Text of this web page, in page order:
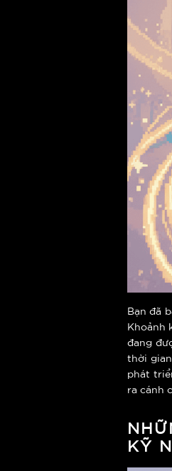
Bạn đã
Khoảnh
đang
thời
phát
ra cánh
KỸ